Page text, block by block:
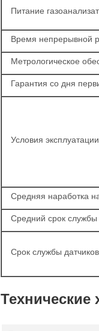
Питание
Время непрерывной
Метрологическое
Гарантия со дня
Условия эксплуатации
Средняя наработка
Средний срок службы
Срок службы датчиков
Технические